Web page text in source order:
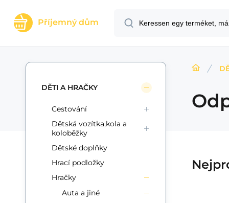
Příjemný dům
DĚTI A HRAČKY
Cestování
Dětská vozítka,kola a
koloběžky
Dětské doplňky
Hrací podložky
Hračky
Auta a jiné